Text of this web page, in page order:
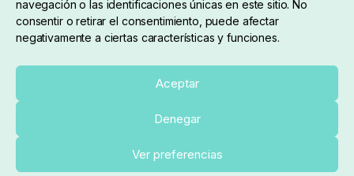
navegación o las identificaciones únicas en este sitio. No
consentir o retirar el consentimiento, puede afectar
negativamente a ciertas características y funciones.
Aceptar
Denegar
Ver preferencias
Sobre nosotros